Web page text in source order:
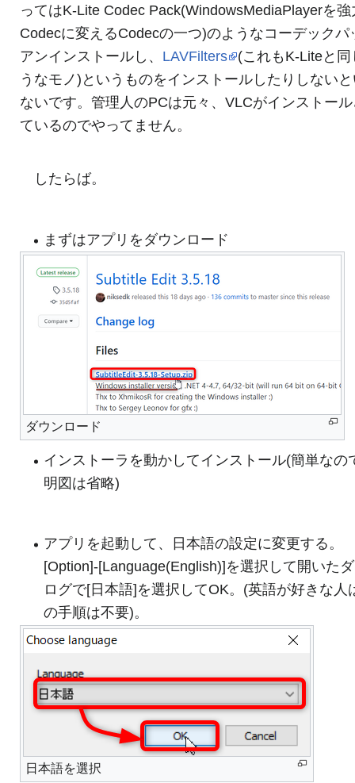
ってはK-Lite Codec Pack(WindowsMediaPlayerを強
Codecに変えるCodecの一つ)のようなコーデックパ
アンインストールし、 LAVFilters
(これもK-Liteと同
うなモノ)というものをインストールしたりしない
ないです。管理人のPCは元々、VLCがインストー
ているのでやってません。
したらば。
まずはアプリをダウンロード
ダウンロード
インストーラを動かしてインストール(簡単なの
明図は省略)
アプリを起動して、日本語の設定に変更する。
[Option]-[Language(English)]を選択して開いた
ログで[日本語]を選択してOK。(英語が好きな人
の手順は不要)。
日本語を選択